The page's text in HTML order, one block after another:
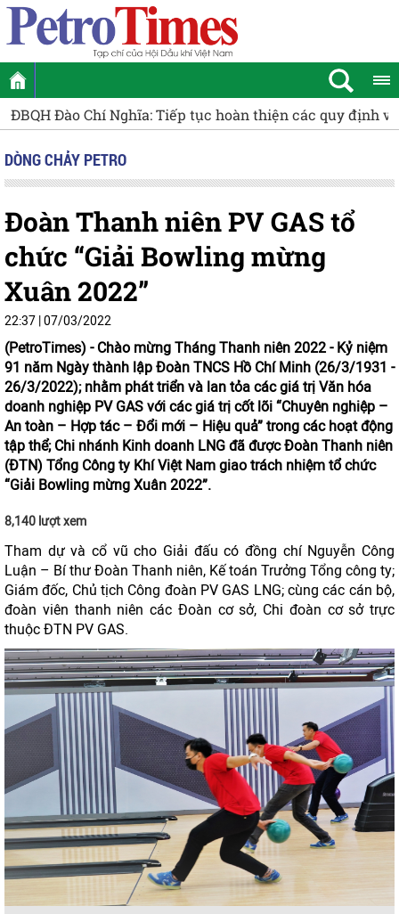
các quy định về chuyển tiếp, bảo đảm tính liên tục
DÒNG CHẢY PETRO
Đoàn Thanh niên PV GAS tổ
chức “Giải Bowling mừng
Xuân 2022”
22:37 | 07/03/2022
(PetroTimes) - Chào mừng Tháng Thanh niên 2022 - Kỷ niệm
91 năm Ngày thành lập Đoàn TNCS Hồ Chí Minh (26/3/1931 -
26/3/2022); nhằm phát triển và lan tỏa các giá trị Văn hóa
doanh nghiệp PV GAS với các giá trị cốt lõi “Chuyên nghiệp –
An toàn – Hợp tác – Đổi mới – Hiệu quả” trong các hoạt động
tập thể; Chi nhánh Kinh doanh LNG đã được Đoàn Thanh niên
(ĐTN) Tổng Công ty Khí Việt Nam giao trách nhiệm tổ chức
“Giải Bowling mừng Xuân 2022”.
8,140 lượt xem
Tham dự và cổ vũ cho Giải đấu có đồng chí Nguyễn Công
Luận – Bí thư Đoàn Thanh niên, Kế toán Trưởng Tổng công ty;
Giám đốc, Chủ tịch Công đoàn PV GAS LNG; cùng các cán bộ,
đoàn viên thanh niên các Đoàn cơ sở, Chi đoàn cơ sở trực
thuộc ĐTN PV GAS.